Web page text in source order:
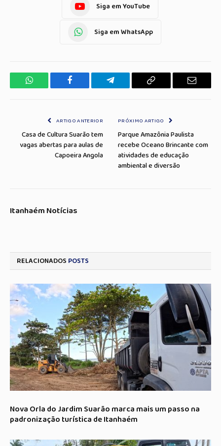
Siga em YouTube
Siga em WhatsApp
WhatsApp Facebook Telegrama Copiar
E-
ARTIGO ANTERIOR
Casa de Cultura Suarão tem
vagas abertas para aulas de
Capoeira Angola
PRÓXIMO ARTIGO
Parque Amazônia Paulista
recebe Oceano Brincante com
atividades de educação
ambiental e diversão
Itanhaém Notícias
RELACIONADOS POSTS
Nova Orla do Jardim Suarão marca mais um passo na
padronização turística de Itanhaém